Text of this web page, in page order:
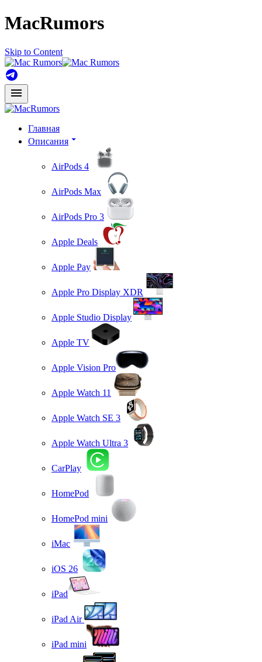
MacRumors
Skip to Content
Главная
Описания
AirPods 4
AirPods Max
AirPods Pro 3
Apple Deals
Apple Pay
Apple Pro Display XDR
Apple Studio Display
Apple TV
Apple Vision Pro
Apple Watch 11
Apple Watch SE 3
Apple Watch Ultra 3
CarPlay
HomePod
HomePod mini
iMac
iOS 26
iPad
iPad Air
iPad mini